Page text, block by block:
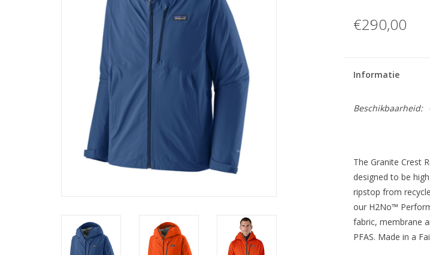
€290,00
Informatie
Beschikbaarheid:
The Granite Crest
designed to be
ripstop from
our H2No™
fabric, membrane
PFAS. Made in a